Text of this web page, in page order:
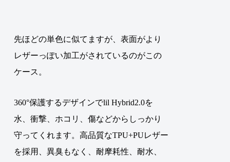
先ほどの単色に似てますが、表面がより
レザーっぽい加工がされているのがこの
ケース。
360°保護するデザインでlil Hybrid2.0を
水、衝撃、ホコリ、傷などからしっかり
守ってくれます。高品質なTPU+PUレザー
を採用、異臭もなく、耐摩耗性、耐水、